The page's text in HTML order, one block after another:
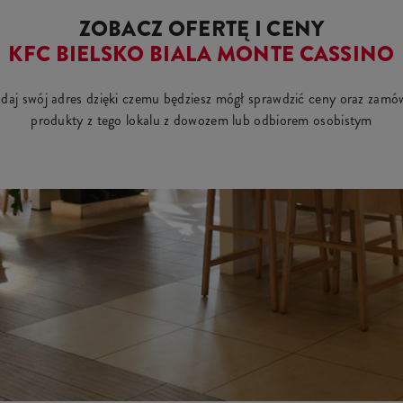
ZOBACZ OFERTĘ I CENY
KFC BIELSKO BIALA MONTE CASSINO
swój adres dzięki czemu będziesz mógł sprawdzić ceny oraz
produkty z tego lokalu z dowozem lub odbiorem osobistym